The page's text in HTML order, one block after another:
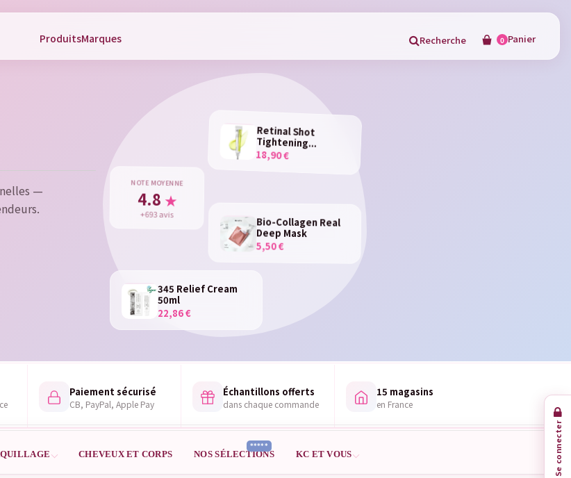
ProduitsMarques Recherche 0 Panier
Se connecter
—
Retinal Shot
Tightening...
18,90 €
345 Relief Cream
50ml
22,86 €
Bio-Collagen Real
Deep Mask
5,50 €
NOTE MOYENNE
4.8 ★
+693 avis
Paiement sécurisé
CB, PayPal, Apple Pay
Échantillons offerts
dans chaque commande
15 magasins
en France
CHEVEUX ET CORPS NOS SÉLECTIONS
*****
KC ET VOUS
×
logged in to save products in your wish list.